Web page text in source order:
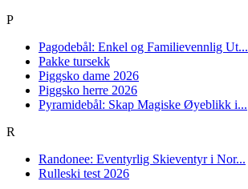
P
Pagodebål: Enkel og Familievennlig Ut...
Pakke tursekk
Piggsko dame 2026
Piggsko herre 2026
Pyramidebål: Skap Magiske Øyeblikk i...
R
Randonee: Eventyrlig Skieventyr i Nor...
Rulleski test 2026